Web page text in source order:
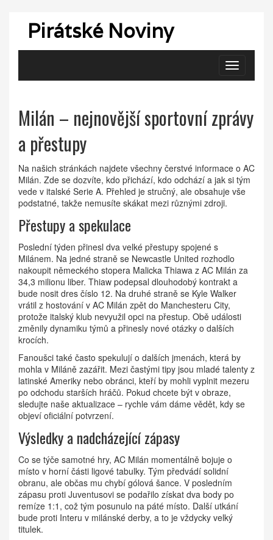
Pirátské Noviny
Zobrazit
navigaci
Milán – nejnovější sportovní zprávy
a přestupy
Na našich stránkách najdete všechny čerstvé informace o AC
Milán. Zde se dozvíte, kdo přichází, kdo odchází a jak si tým
vede v italské Serie A. Přehled je stručný, ale obsahuje vše
podstatné, takže nemusíte skákat mezi různými zdroji.
Přestupy a spekulace
Poslední týden přinesl dva velké přestupy spojené s
Milánem. Na jedné straně se Newcastle United rozhodlo
nakoupit německého stopera Malicka Thiawa z AC Milán za
34,3 milionu liber. Thiaw podepsal dlouhodobý kontrakt a
bude nosit dres číslo 12. Na druhé straně se Kyle Walker
vrátil z hostování v AC Milán zpět do Manchesteru City,
protože italský klub nevyužil opci na přestup. Obě události
změnily dynamiku týmů a přinesly nové otázky o dalších
krocích.
Fanoušci také často spekulují o dalších jmenách, která by
mohla v Miláně zazářit. Mezi častými tipy jsou mladé talenty z
latinské Ameriky nebo obránci, kteří by mohli vyplnit mezeru
po odchodu starších hráčů. Pokud chcete být v obraze,
sledujte naše aktualizace – rychle vám dáme vědět, kdy se
objeví oficiální potvrzení.
Výsledky a nadcházející zápasy
Co se týče samotné hry, AC Milán momentálně bojuje o
místo v horní části ligové tabulky. Tým předvádí solidní
obranu, ale občas mu chybí gólová šance. V posledním
zápasu proti Juventusovi se podařilo získat dva body po
remíze 1:1, což tým posunulo na páté místo. Další utkání
bude proti Interu v milánské derby, a to je vždycky velký
titulek.